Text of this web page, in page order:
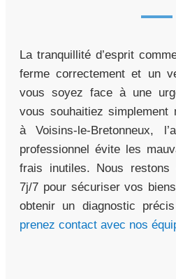
La tranquillité d’esprit
ferme correctement et un
vous soyez face à une
vous souhaitiez simplement
à Voisins-le-Bretonneux,
professionnel évite les
frais inutiles. Nous restons
7j/7 pour sécuriser vos
obtenir un diagnostic
prenez contact avec nos